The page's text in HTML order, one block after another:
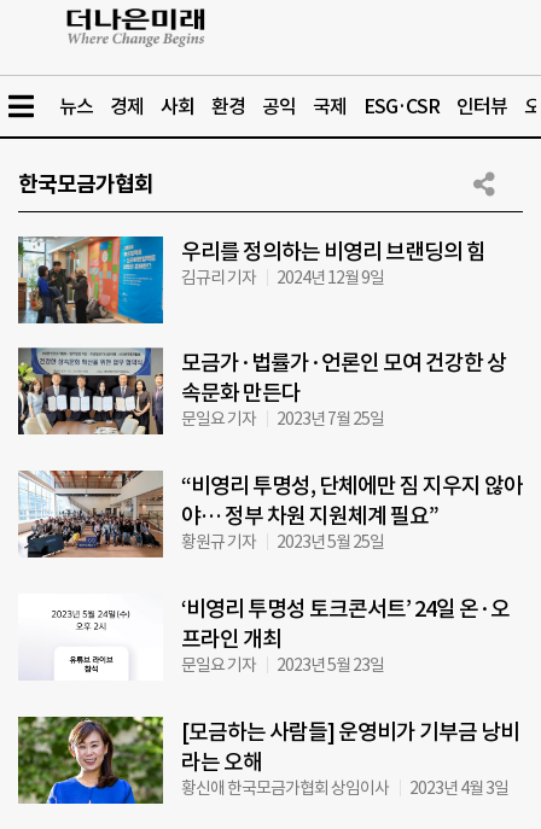
뉴스 경제 사회 환경 공익 국제 ESG·CSR 인터뷰
한국모금가협회
우리를 정의하는 비영리 브랜딩의 힘
김규리 기자 2024년 12월 9일
모금가·법률가·언론인 모여 건강한 상
속문화 만든다
문일요 기자 2023년 7월 25일
“비영리 투명성, 단체에만 짐 지우지 않아
야… 정부 차원 지원체계 필요”
황원규 기자 2023년 5월 25일
‘비영리 투명성 토크콘서트’ 24일 온·오
프라인 개최
문일요 기자 2023년 5월 23일
[모금하는 사람들] 운영비가 기부금 낭비
라는 오해
황신애 한국모금가협회 상임이사 2023년 4월 3일